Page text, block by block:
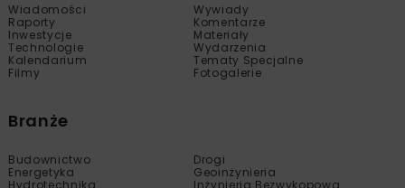
Wiadomości
Wywiady
Raporty
Komentarze
Inwestycje
Materiały
Technologie
Wydarzenia
Kalendarium
Tematy Specjalne
Filmy
Fotogalerie
Branże
Budownictwo
Drogi
Energetyka
Geoinżynieria
Hydrotechnika
Inżynieria Bezwykopowa